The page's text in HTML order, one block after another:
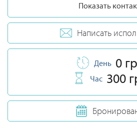
Показать
Написать
День 0
Час 300